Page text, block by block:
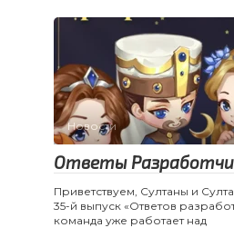
Новости
Ответы
Приветствуем, Султаны и
35-й выпуск «Ответов
команда уже работает над